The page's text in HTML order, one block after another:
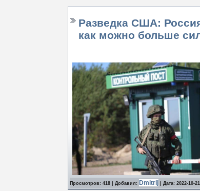
Разведка США:
как можно больше
Просмотров: 418 | Добавил: Dmitrij | Дата: 2022-10-21